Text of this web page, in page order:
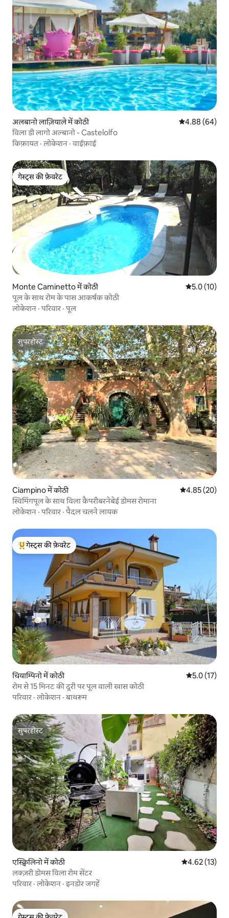
अलबानो लाज़ियाले में कोठी औसत रेटिंग 5 में
4.88 (64)
विला डी लागो अल्बानो - Castelolfo
किफ़ायत ·लोकेशन ·वाईफ़ाई
गेस्ट्स की फ़ेवरेट
गेस्ट्स की फ़ेवरेट
Monte Caminetto में कोठी औसत रेटिंग 5
5.0 (10)
पूल के साथ रोम के पास आकर्षक कोठी
लोकेशन ·परिवार ·पूल
सुपरहोस्ट
सुपरहोस्ट
Ciampino में कोठी औसत रेटिंग 5 में
4.85 (20)
स्विमिंगपूल के साथ विला कैपरीबरनेबेई डोमस रोमाना
लोकेशन ·परिवार ·पैदल चलने लायक
गेस्ट्स का टॉप फ़ेवरेट
गेस्ट्स की फ़ेवरेट
चियाम्पिनो में कोठी औसत रेटिंग 5
5.0 (17)
रोम से 15 मिनट की दूरी पर पूल वाली खास कोठी
परिवार ·लोकेशन ·बाथरूम
सुपरहोस्ट
सुपरहोस्ट
एस्क्विलिनो में कोठी औसत रेटिंग 5 में
4.62 (13)
लक्ज़री डोमस विला रोम सेंटर
परिवार ·लोकेशन ·इनडोर जगहें